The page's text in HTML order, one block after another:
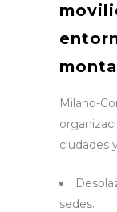
Milano-
ciudades
sedes.